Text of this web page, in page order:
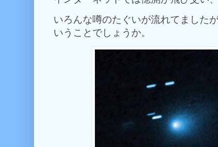
いろんな噂のたぐいが流れてました
いうことでしょうか。